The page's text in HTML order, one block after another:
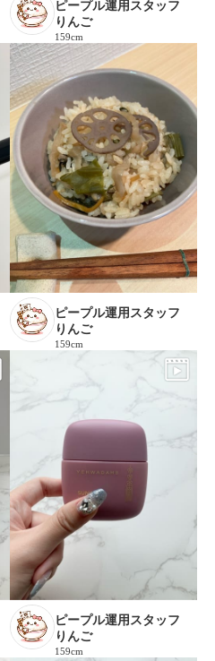
ピープル運用スタッフ
りんご
159cm
ピープル運用スタッフ
りんご
159cm
ピープル運用スタッフ
りんご
159cm